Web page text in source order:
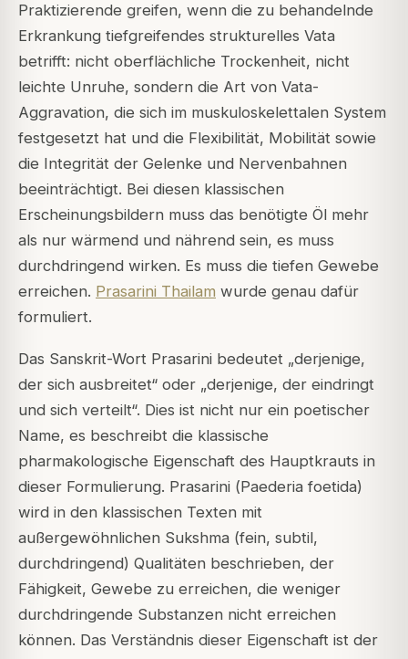
Praktizierende greifen, wenn die zu behandelnde
Erkrankung tiefgreifendes strukturelles Vata
betrifft: nicht oberflächliche Trockenheit, nicht
leichte Unruhe, sondern die Art von Vata-
Aggravation, die sich im muskuloskelettalen System
festgesetzt hat und die Flexibilität, Mobilität sowie
die Integrität der Gelenke und Nervenbahnen
beeinträchtigt. Bei diesen klassischen
Erscheinungsbildern muss das benötigte Öl mehr
als nur wärmend und nährend sein, es muss
durchdringend wirken. Es muss die tiefen Gewebe
erreichen. Prasarini Thailam wurde genau dafür
formuliert.
Das Sanskrit-Wort Prasarini bedeutet „derjenige,
der sich ausbreitet“ oder „derjenige, der eindringt
und sich verteilt“. Dies ist nicht nur ein poetischer
Name, es beschreibt die klassische
pharmakologische Eigenschaft des Hauptkrauts in
dieser Formulierung. Prasarini (Paederia foetida)
wird in den klassischen Texten mit
außergewöhnlichen Sukshma (fein, subtil,
durchdringend) Qualitäten beschrieben, der
Fähigkeit, Gewebe zu erreichen, die weniger
durchdringende Substanzen nicht erreichen
können. Das Verständnis dieser Eigenschaft ist der